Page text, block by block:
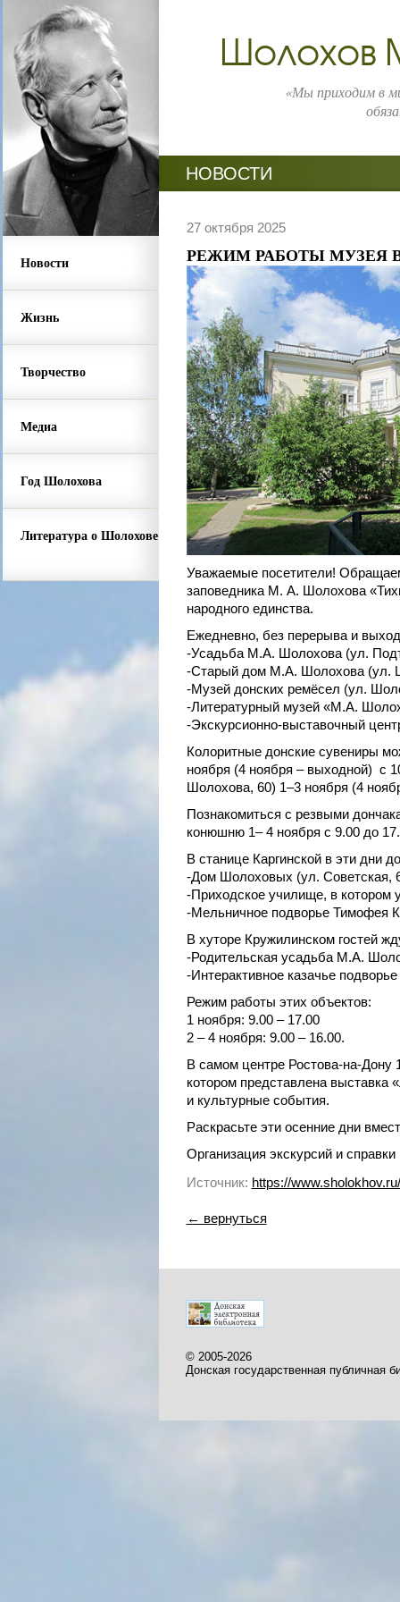
Новости
Жизнь
Творчество
Медиа
Год Шолохова
Литература о Шолохове
Шолохов
«Мы приходим в
НОВОСТИ
27 октября 2025
РЕЖИМ РАБОТЫ МУЗЕЯ
Уважаемые посетители!
заповедника М. А. Шолохова
народного единства.
Ежедневно, без перерыва и
-Усадьба М.А. Шолохова (ул.
-Старый дом М.А. Шолохова (ул.
-Музей донских ремёсел (ул.
-Литературный музей «М.А.
-Экскурсионно-выставочный
Колоритные донские сувениры
ноября (4 ноября – выходной) с
Шолохова, 60) 1–3 ноября (4
Познакомиться с резвыми
конюшню 1– 4 ноября с 9.00 до
В станице Каргинской в эти дни
-Дом Шолоховых (ул. Советская,
-Приходское училище, в
-Мельничное подворье Тимофея
В хуторе Кружилинском гостей
-Родительская усадьба М.А.
-Интерактивное казачье
Режим работы этих объектов:
1 ноября: 9.00 – 17.00
2 – 4 ноября: 9.00 – 16.00.
В самом центре Ростова-на-Дону
котором представлена
и культурные события.
Раскрасьте эти осенние дни
Организация экскурсий и
Источник: https://
← вернуться
© 2005-2026
Донская государственная публичная